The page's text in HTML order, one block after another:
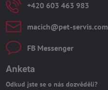
+420 603 463 983
macich​@pet-servis​.com
FB Messenger
Anketa
Odkud jste se o nás dozvěděli?